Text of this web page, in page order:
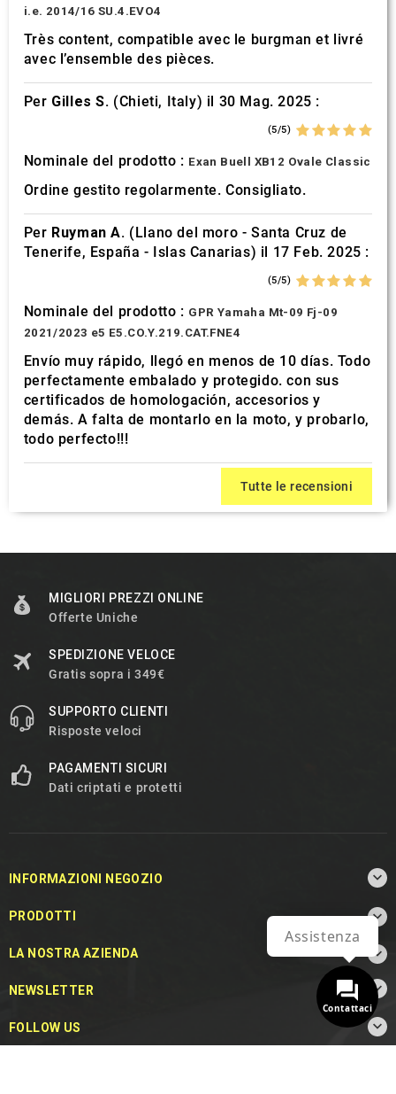
i.e. 2014/16 SU.4.EVO4
Très content, compatible avec le burgman et livré
avec l’ensemble des pièces.
Per Gilles S. (Chieti, Italy) il 30 Mag. 2025 :
(5/5)
Nominale del prodotto : Exan Buell XB12 Ovale Classic
Ordine gestito regolarmente. Consigliato.
Per Ruyman A. (Llano del moro - Santa Cruz de
Tenerife, España - Islas Canarias) il 17 Feb. 2025 :
(5/5)
Nominale del prodotto : GPR Yamaha Mt-09 Fj-09
2021/2023 e5 E5.CO.Y.219.CAT.FNE4
Envío muy rápido, llegó en menos de 10 días. Todo
perfectamente embalado y protegido. con sus
certificados de homologación, accesorios y
demás. A falta de montarlo en la moto, y probarlo,
todo perfecto!!!
Tutte le recensioni
MIGLIORI PREZZI ONLINE
Offerte Uniche
SPEDIZIONE VELOCE
Gratis sopra i 349€
SUPPORTO CLIENTI
Risposte veloci
PAGAMENTI SICURI
Dati criptati e protetti
INFORMAZIONI NEGOZIO 
PRODOTTI 
LA NOSTRA AZIENDA 
NEWSLETTER 
FOLLOW US 
Contattaci
Assistenza